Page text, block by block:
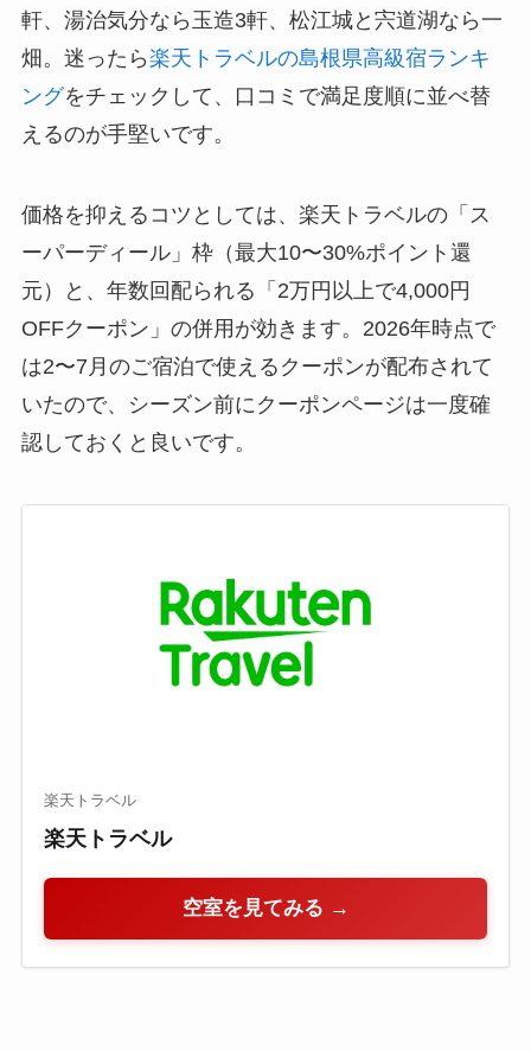
軒、湯治気分なら玉造3軒、松江城と宍道湖なら一
畑。迷ったら楽天トラベルの島根県高級宿ランキ
ングをチェックして、口コミで満足度順に並べ替
えるのが手堅いです。
価格を抑えるコツとしては、楽天トラベルの「ス
ーパーディール」枠（最大10〜30%ポイント還
元）と、年数回配られる「2万円以上で4,000円
OFFクーポン」の併用が効きます。2026年時点で
は2〜7月のご宿泊で使えるクーポンが配布されて
いたので、シーズン前にクーポンページは一度確
認しておくと良いです。
楽天トラベル
楽天トラベル
空室を見てみる →